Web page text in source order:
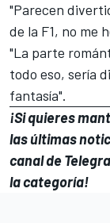
"Parecen
de la F1, no me
"La parte
todo eso, sería
fantasía".
¡Si quieres
las últimas
canal de
la categoría!